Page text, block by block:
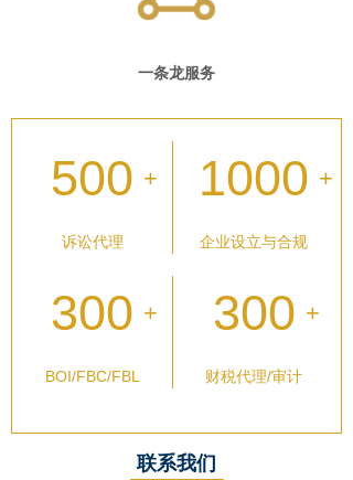
一条龙服务
500 +
诉讼代理
1000 +
企业设立与合规
300 +
BOI/FBC/FBL
300 +
财税代理/审计
联系我们